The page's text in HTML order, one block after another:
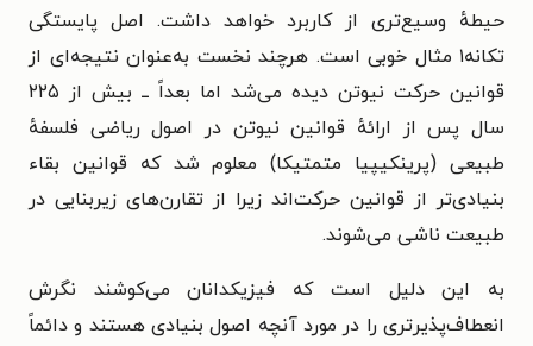
حیطهٔ وسیع‌تری از کاربرد خواهد داشت. اصل پایستگی
تکانه۱ مثال خوبی است. هرچند نخست به‌عنوان نتیجه‌ای از
قوانین حرکت نیوتن دیده می‌شد اما بعداً ــ بیش از ۲۲۵
سال پس از ارائهٔ قوانین نیوتن در اصول ریاضی فلسفهٔ
طبیعی (پرینکیپیا متمتیکا)‌ معلوم شد که قوانین بقاء
بنیادی‌تر از قوانین حرکت‌اند زیرا از تقارن‌های زیربنایی در
طبیعت ناشی می‌شوند.
به این دلیل است که فیزیکدانان می‌کوشند نگرش
انعطاف‌پذیرتری را در مورد آنچه اصول بنیادی هستند و دائماً